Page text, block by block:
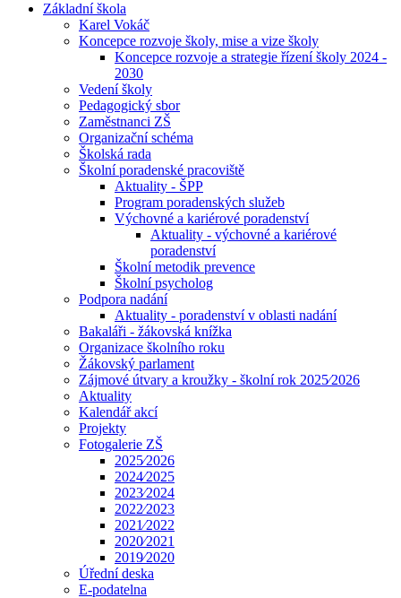
Základní škola
Karel Vokáč
Koncepce rozvoje školy, mise a vize školy
Koncepce rozvoje a strategie řízení školy 2024 -
2030
Vedení školy
Pedagogický sbor
Zaměstnanci ZŠ
Organizační schéma
Školská rada
Školní poradenské pracoviště
Aktuality - ŠPP
Program poradenských služeb
Výchovné a kariérové poradenství
Aktuality - výchovné a kariérové
poradenství
Školní metodik prevence
Školní psycholog
Podpora nadání
Aktuality - poradenství v oblasti nadání
Bakaláři - žákovská knížka
Organizace školního roku
Žákovský parlament
Zájmové útvary a kroužky - školní rok 2025⁄2026
Aktuality
Kalendář akcí
Projekty
Fotogalerie ZŠ
2025⁄2026
2024⁄2025
2023⁄2024
2022⁄2023
2021⁄2022
2020⁄2021
2019⁄2020
Úřední deska
E-podatelna